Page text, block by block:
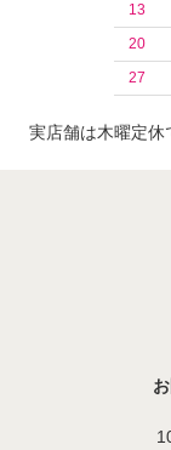
13
20
27
実店舗は木曜定休